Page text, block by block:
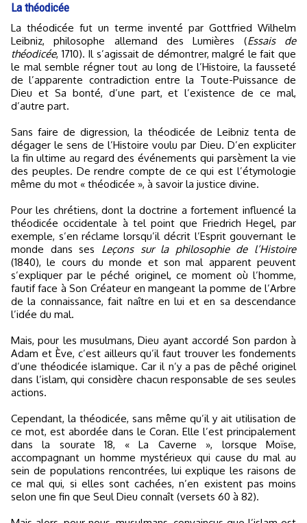
La théodicée
La théodicée fut un terme inventé par Gottfried Wilhelm
Leibniz, philosophe allemand des Lumières (Essais de
théodicée, 1710). Il s’agissait de démontrer, malgré le fait que
le mal semble régner tout au long de l’Histoire, la fausseté
de l’apparente contradiction entre la Toute-Puissance de
Dieu et Sa bonté, d’une part, et l’existence de ce mal,
d’autre part.
Sans faire de digression, la théodicée de Leibniz tenta de
dégager le sens de l’Histoire voulu par Dieu. D’en expliciter
la fin ultime au regard des événements qui parsèment la vie
des peuples. De rendre compte de ce qui est l’étymologie
même du mot « théodicée », à savoir la justice divine.
Pour les chrétiens, dont la doctrine a fortement influencé la
théodicée occidentale à tel point que Friedrich Hegel, par
exemple, s’en réclame lorsqu’il décrit l’Esprit gouvernant le
monde dans ses Leçons sur la philosophie de l’Histoire
(1840), le cours du monde et son mal apparent peuvent
s’expliquer par le péché originel, ce moment où l’homme,
fautif face à Son Créateur en mangeant la pomme de l’Arbre
de la connaissance, fait naître en lui et en sa descendance
l’idée du mal.
Mais, pour les musulmans, Dieu ayant accordé Son pardon à
Adam et Ève, c’est ailleurs qu’il faut trouver les fondements
d’une théodicée islamique. Car il n’y a pas de pêché originel
dans l’islam, qui considère chacun responsable de ses seules
actions.
Cependant, la théodicée, sans même qu’il y ait utilisation de
ce mot, est abordée dans le Coran. Elle l’est principalement
dans la sourate 18, « La Caverne », lorsque Moïse,
accompagnant un homme mystérieux qui cause du mal au
sein de populations rencontrées, lui explique les raisons de
ce mal qui, si elles sont cachées, n’en existent pas moins
selon une fin que Seul Dieu connaît (versets 60 à 82).